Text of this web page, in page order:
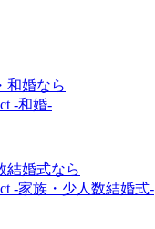
和婚なら
-和婚-
結婚式なら
-家族・少人数結婚式-